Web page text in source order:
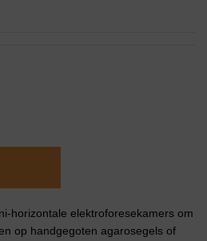
horizontale elektroforesekamers om
op handgegoten agarosegels of